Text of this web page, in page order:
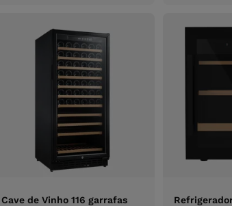
Cave de Vinho 116 garrafas